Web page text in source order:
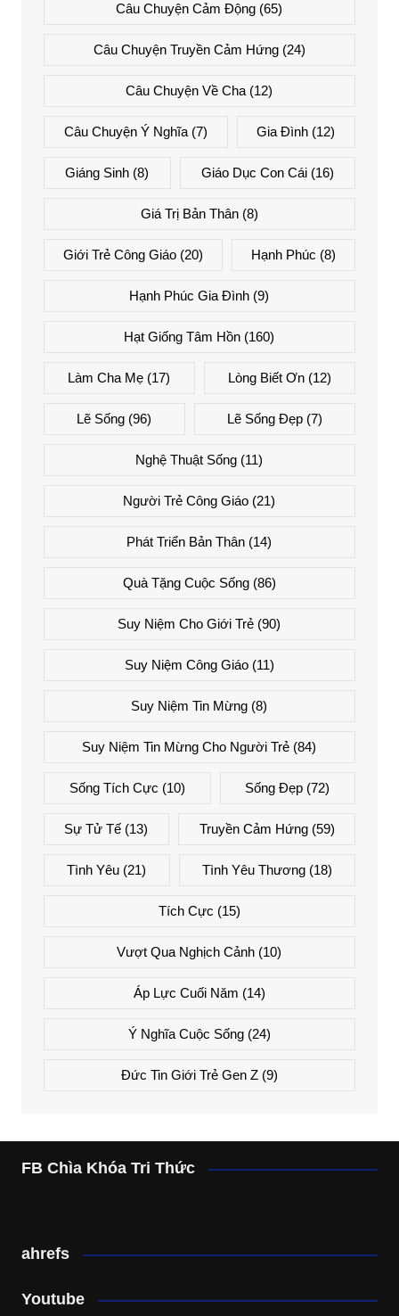
Câu Chuyện Cảm Động (65)
Câu Chuyện Truyền Cảm Hứng(24)
Câu Chuyện Về Cha (12)
Câu Chuyện Ý Nghĩa(7) Gia Đình (12)
Giáng Sinh (8) Giáo Dục Con Cái(16)
Giá Trị Bản Thân(8)
Giới Trẻ Công Giáo(20) Hạnh Phúc (8)
Hạnh Phúc Gia Đình (9)
Hạt Giống Tâm Hồn (160)
Làm Cha Mẹ (17) Lòng Biết Ơn(12)
Lẽ Sống (96) Lẽ Sống Đẹp(7)
Nghệ Thuật Sống (11)
Người Trẻ Công Giáo (21)
Phát Triển Bản Thân (14)
Quà Tặng Cuộc Sống(86)
Suy Niệm Cho Giới Trẻ (90)
Suy Niệm Công Giáo(11)
Suy Niệm Tin Mừng (8)
Suy Niệm Tin Mừng Cho Người Trẻ (84)
Sống Tích Cực (10) Sống Đẹp (72)
Sự Tử Tế (13) Truyền Cảm Hứng(59)
Tình Yêu (21) Tình Yêu Thương(18)
Tích Cực (15)
Vượt Qua Nghịch Cảnh (10)
Áp Lực Cuối Năm (14)
Ý Nghĩa Cuộc Sống(24)
Đức Tin Giới Trẻ Gen Z(9)
FB Chìa Khóa Tri Thức
ahrefs
Youtube